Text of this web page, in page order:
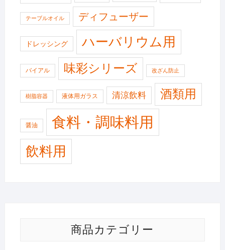
テーブルオイル ディフューザー
ドレッシング ハーバリウム用
バイアル 味彩シリーズ 改ざん防止
樹脂容器 液体用ガラス 清涼飲料 酒類用
醤油 食料・調味料用
飲料用
商品カテゴリー